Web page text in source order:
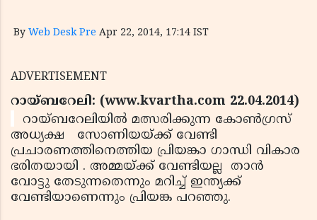
By Web Desk Pre Apr 22, 2014, 17:14 IST
ADVERTISEMENT
റായ്ബറേലി: (www.kvartha.com 22.04.2014)
റായ്ബറേലിയില്‍ മത്സരിക്കുന്ന കോണ്‍ഗ്രസ്
അധ്യക്ഷ സോണിയയ്ക്ക് വേണ്ടി
പ്രചാരണത്തിനെത്തിയ പ്രിയങ്കാ ഗാന്ധി വികാര
ഭരിതയായി . അമ്മയ്ക്ക് വേണ്ടിയല്ല താന്‍
വോട്ടു തേടുന്നതെന്നും മറിച്ച് ഇന്ത്യക്ക്
വേണ്ടിയാണെന്നും പ്രിയങ്ക പറഞ്ഞു.